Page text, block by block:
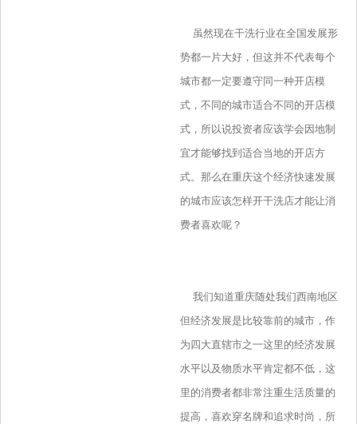
虽然现在干洗行业在全国发展形
势都一片大好，但这并不代表每个
城市都一定要遵守同一种开店模
式，不同的城市适合不同的开店模
式，所以说投资者应该学会因地制
宜才能够找到适合当地的开店方
式。那么在重庆这个经济快速发展
的城市应该怎样开干洗店才能让消
费者喜欢呢？
我们知道重庆随处我们西南地区
但经济发展是比较靠前的城市，作
为四大直辖市之一这里的经济发展
水平以及物质水平肯定都不低，这
里的消费者都非常注重生活质量的
提高，喜欢穿名牌和追求时尚，所